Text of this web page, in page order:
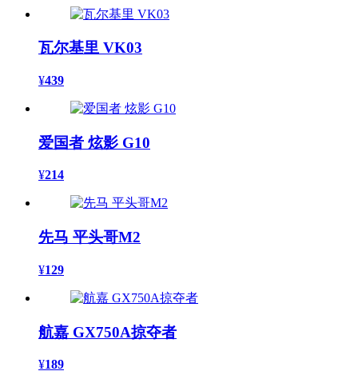
瓦尔基里 VK03
¥439
爱国者 炫影 G10
¥214
先马 平头哥M2
¥129
航嘉 GX750A掠夺者
¥189